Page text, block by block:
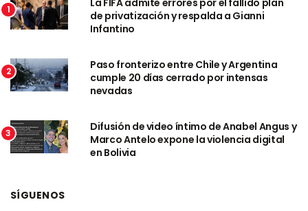
1
La FIFA admite errores por el fallido plan
de privatización y respalda a Gianni
Infantino
2
Paso fronterizo entre Chile y Argentina
cumple 20 días cerrado por intensas
nevadas
3
Difusión de video íntimo de Anabel Angus y
Marco Antelo expone la violencia digital
en Bolivia
SÍGUENOS